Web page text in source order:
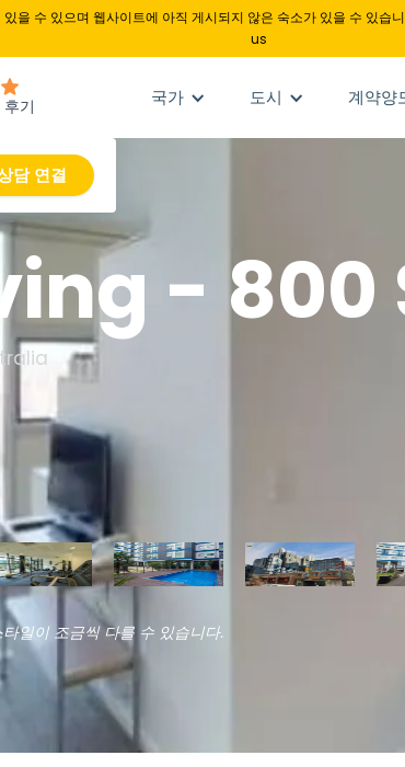
을 수 있으며 웹사이트에 아직 게시되지 않은 숙소가 있을 수 있습
us
국가 도시 계약양
담 연결
-
일이 조금씩 다를 수 있습니다.